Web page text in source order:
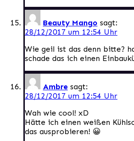
Beauty Mango sagt:
28/12/2017 um 12:54 Uhr
Wie geil ist das denn bitte?
schade das ich einen
Ambre sagt:
28/12/2017 um 12:54 Uhr
Wah wie cool! xD
Hätte ich einen weißen
das ausprobieren! 😀